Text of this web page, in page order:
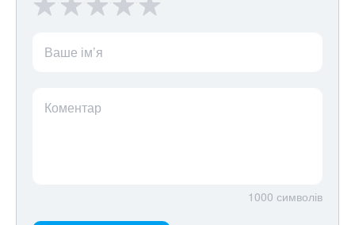
Ваше ім’я
Коментар
1000 символів